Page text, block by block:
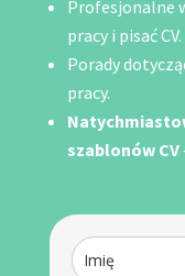
Profesjonalne
pracy i pisać CV.
Porady
pracy.
szablonów CV